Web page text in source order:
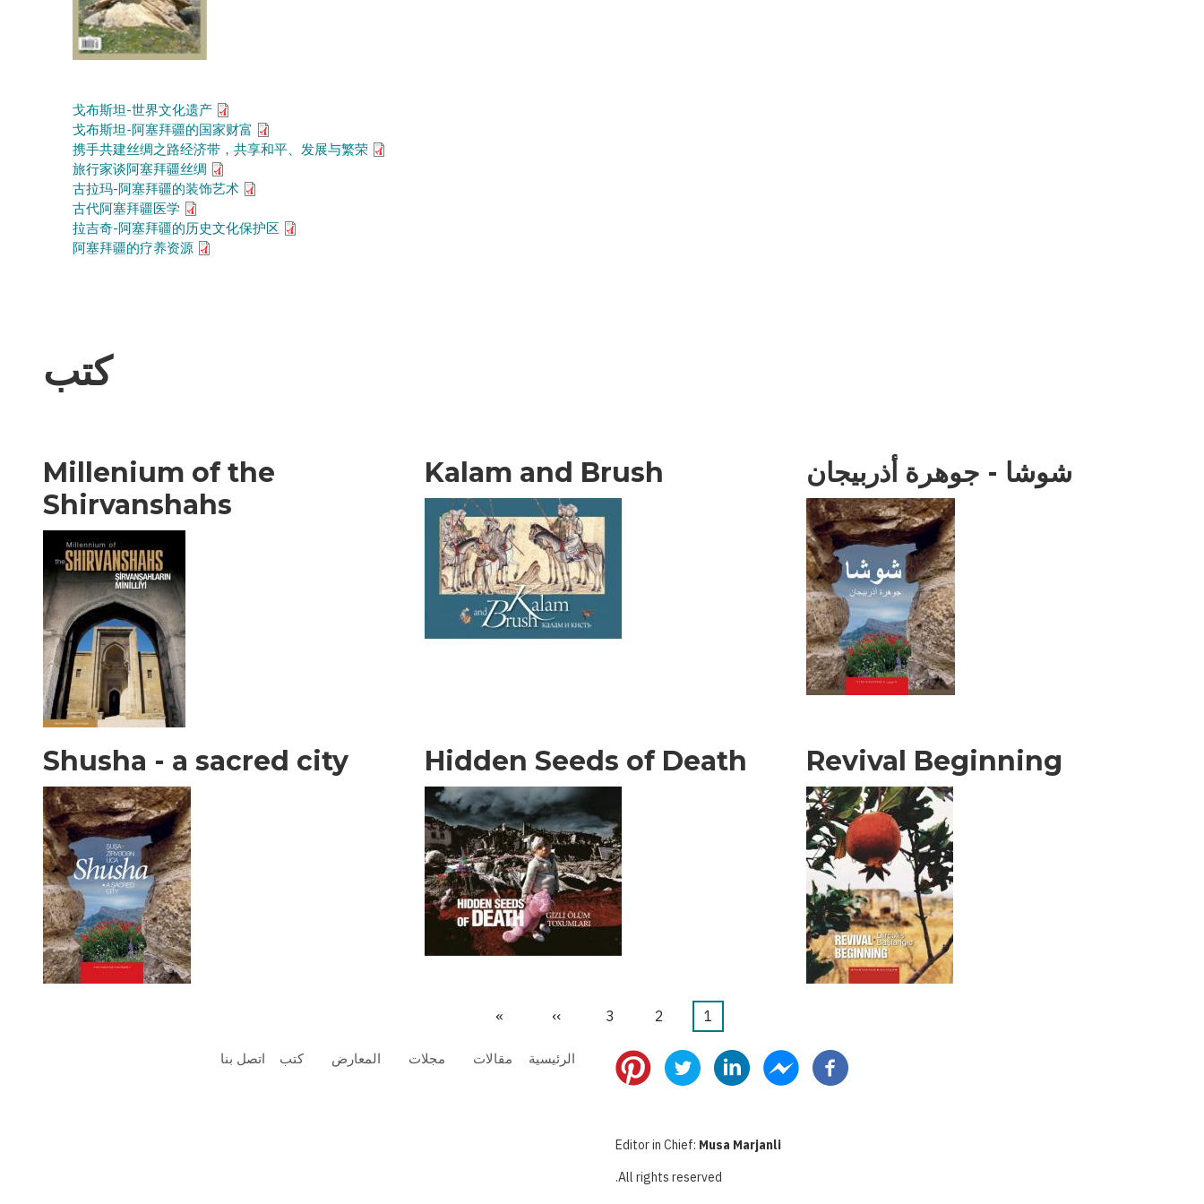
戈布斯坦-世界文化遗产
戈布斯坦-阿塞拜疆的国家财富
携手共建丝绸之路经济带，共享和平、发展与繁荣
旅行家谈阿塞拜疆丝绸
古拉玛-阿塞拜疆的装饰艺术
古代阿塞拜疆医学
拉吉奇-阿塞拜疆的历史文化保护区
阿塞拜疆的疗养资源
كتب
شوشا - جوهرة أذربيجان Kalam and Brush
Millenium of the
Shirvanshahs
Revival Beginning
Hidden Seeds of Death
Shusha - a sacred city
Current
1 الصفحة
2 الصفحة
3
Next
››
Last
»
Editor in Chief: Musa Marjanli
All rights reserved.
الرئيسية مقالات مجلات المعارض كتب اتصل بنا